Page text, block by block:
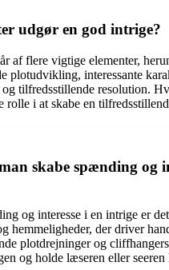
udgør en god intrige?
af flere vigtige elementer,
plotudvikling, interessante
tilfredsstillende resolution.
rolle i at skabe en
skabe spænding og
og interesse i en intrige er
hemmeligheder, der driver
plotdrejninger og
og holde læseren eller seeren